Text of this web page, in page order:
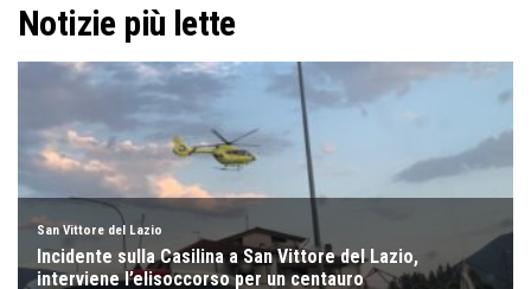
Notizie più lette